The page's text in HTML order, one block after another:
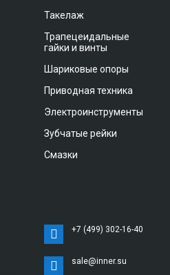
Такелаж
Трапецеидальные
гайки и винты
Шариковые опоры
Приводная техника
Электроинструменты
Зубчатые рейки
Смазки
+7 (499) 302-16-40
sale@inner.su